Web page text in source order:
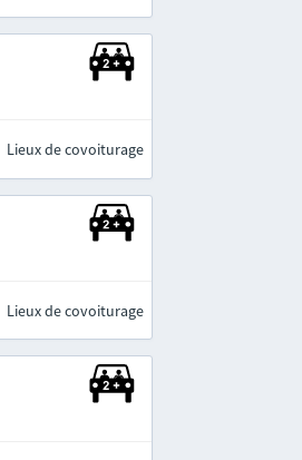
Lieux de covoiturage
Lieux de covoiturage